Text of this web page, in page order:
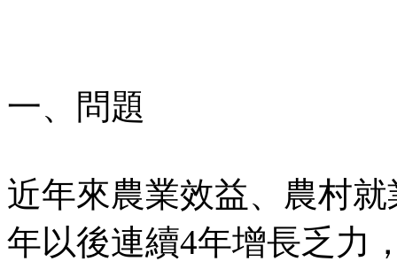
一、問題
近年來農業效益、農村
年以後連續4年增長乏力